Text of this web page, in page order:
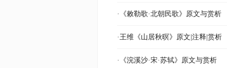
·《敕勒歌·北朝民歌》原文与赏析
·王维《山居秋暝》原文|注释|赏析
·《浣溪沙·宋·苏轼》原文与赏析